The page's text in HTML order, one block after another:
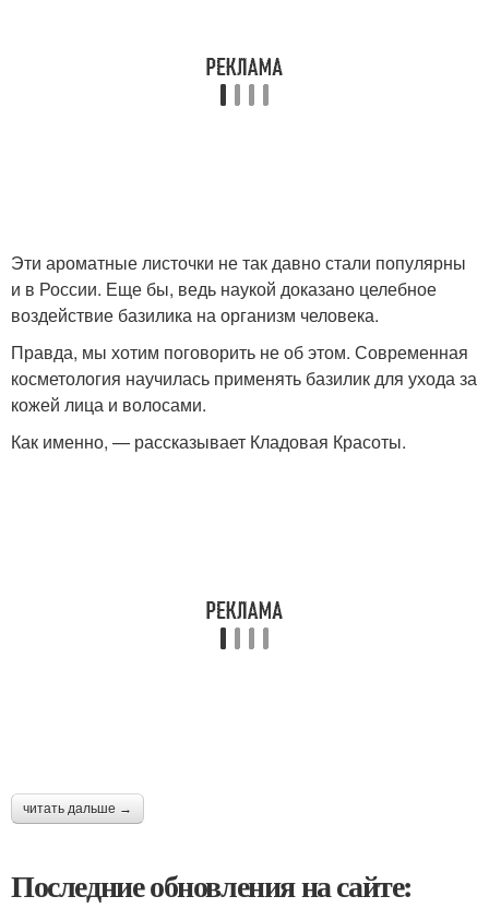
Эти ароматные листочки не так давно стали популярны
и в России. Еще бы, ведь наукой доказано целебное
воздействие базилика на организм человека.
Правда, мы хотим поговорить не об этом. Современная
косметология научилась применять базилик для ухода за
кожей лица и волосами.
Как именно, — рассказывает Кладовая Красоты.
читать дальше →
Последние обновления на сайте: